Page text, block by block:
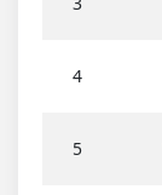
4
5